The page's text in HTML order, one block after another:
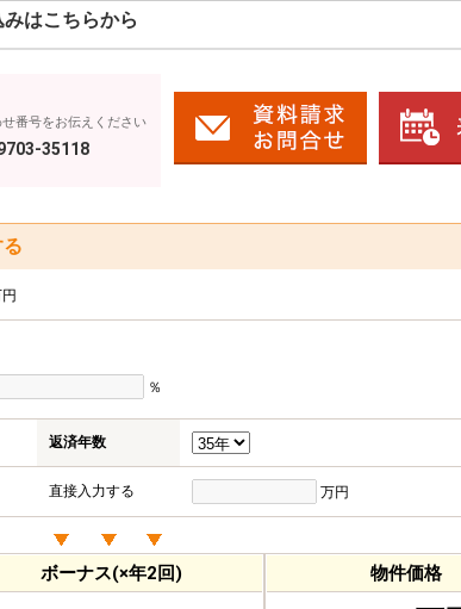
はこちらから
番号をお伝えください
35118
％
返済年数
直接入力する 万円
ボーナス(×年2回) 物件価格